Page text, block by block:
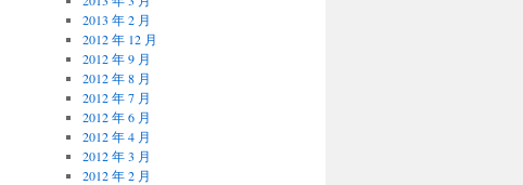
2013 年 2 月
2012 年 12 月
2012 年 9 月
2012 年 8 月
2012 年 7 月
2012 年 6 月
2012 年 4 月
2012 年 3 月
2012 年 2 月